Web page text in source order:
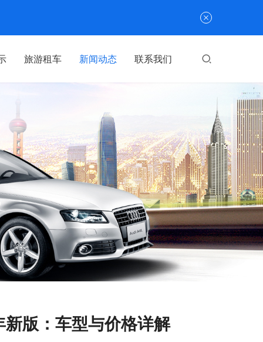
旅游租车 新闻动态 联系我们
版：车型与价格详解